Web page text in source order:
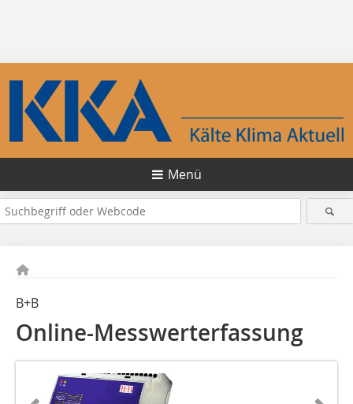
Menü
B+B
Online-Messwerterfassung